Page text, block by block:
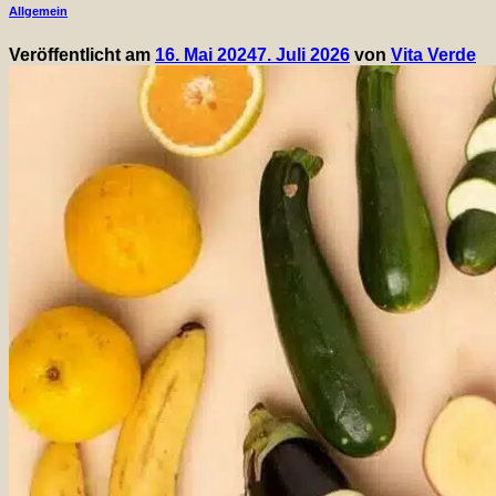
Allgemein
Alternativen für eine 💚 leichtere
Veröffentlicht am 16. Mai 20247. Juli 2026 von Vita Verde